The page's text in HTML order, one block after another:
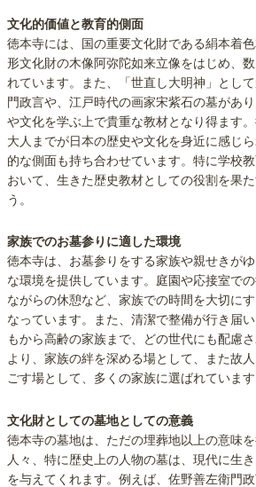
文化的価値と教育的側面
徳本寺には、国の重要文化財である絹本着
形文化財の木像阿弥陀如来立像をはじめ、
れています。また、「世直し大明神」とし
門政言や、江戸時代の画家宋紫石の墓があ
や文化を学ぶ上で貴重な教材となり得ます
大人までが日本の歴史や文化を身近に感じ
的な側面も持ち合わせています。特に学校
おいて、生きた歴史教材としての役割を果
う。
家族でのお墓参りに適した環境
徳本寺は、お墓参りをする家族や親せきが
な環境を提供しています。庭園や応接室で
ながらの休憩など、家族での時間を大切に
なっています。また、清潔で整備が行き届
もから高齢の家族まで、どの世代にも配慮
より、家族の絆を深める場として、また故
ごす場として、多くの家族に選ばれています
文化財としての墓地としての意義
徳本寺の墓地は、ただの埋葬地以上の意味
人々、特に歴史上の人物の墓は、現代に生
を与えてくれます。例えば、佐野善左衛門